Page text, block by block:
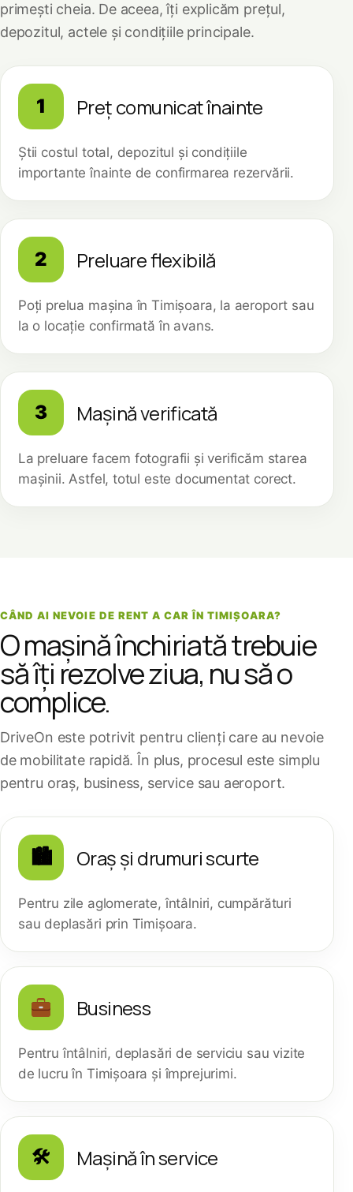
primești cheia. De aceea, îți explicăm prețul,
depozitul, actele și condițiile principale.
1 Preț comunicat înainte
Știi costul total, depozitul și condițiile
importante înainte de confirmarea rezervării.
2 Preluare flexibilă
Poți prelua mașina în Timișoara, la aeroport sau
la o locație confirmată în avans.
3 Mașină verificată
La preluare facem fotografii și verificăm starea
mașinii. Astfel, totul este documentat corect.
CÂND AI NEVOIE DE RENT A CAR ÎN TIMIȘOARA?
O mașină închiriată trebuie
să îți rezolve ziua, nu să o
complice.
DriveOn este potrivit pentru clienți care au nevoie
de mobilitate rapidă. În plus, procesul este simplu
pentru oraș, business, service sau aeroport.
🏙 Oraș și drumuri scurte
Pentru zile aglomerate, întâlniri, cumpărături
sau deplasări prin Timișoara.
Business
Pentru întâlniri, deplasări de serviciu sau vizite
de lucru în Timișoara și împrejurimi.
🛠 Mașină în service